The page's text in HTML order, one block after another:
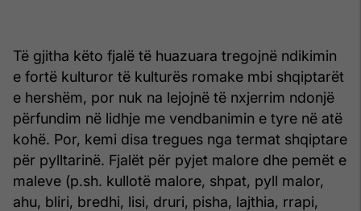
Të gjitha këto fjalë të huazuara tregojnë ndikimin
e fortë kulturor të kulturës romake mbi shqiptarët
e hershëm, por nuk na lejojnë të nxjerrim ndonjë
përfundim në lidhje me vendbanimin e tyre në atë
kohë. Por, kemi disa tregues nga termat shqiptare
për pylltarinë. Fjalët për pyjet malore dhe pemët e
maleve (p.sh. kullotë malore, shpat, pyll malor,
ahu, bliri, bredhi, lisi, druri, pisha, lajthia, rrapi,